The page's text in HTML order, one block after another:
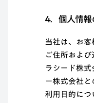
4．個人情報
当社は、お客
ご住所およ
ラシード株
ー株式会社
利用目的につ